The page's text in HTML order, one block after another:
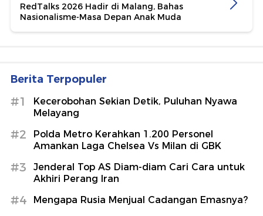
RedTalks 2026 Hadir di Malang, Bahas
Nasionalisme-Masa Depan Anak Muda
Berita Terpopuler
#1
Kecerobohan Sekian Detik, Puluhan Nyawa
Melayang
#2
Polda Metro Kerahkan 1.200 Personel
Amankan Laga Chelsea Vs Milan di GBK
#3
Jenderal Top AS Diam-diam Cari Cara untuk
Akhiri Perang Iran
#4 Mengapa Rusia Menjual Cadangan Emasnya?